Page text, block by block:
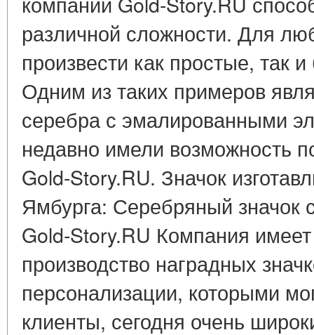
различной сложности. Для
произвести как простые, так
Одним из таких примеров
серебра с эмалированными
недавно имели возможность
Gold-Story.RU. Значок
Ямбурга: Серебряный значок
Gold-Story.RU Компания
производство наградных
персонализации, которыми
клиенты, сегодня очень